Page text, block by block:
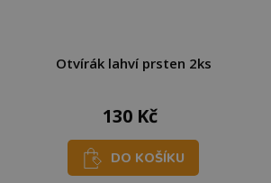
Otvírák lahví prsten 2ks
130 Kč
DO KOŠÍKU